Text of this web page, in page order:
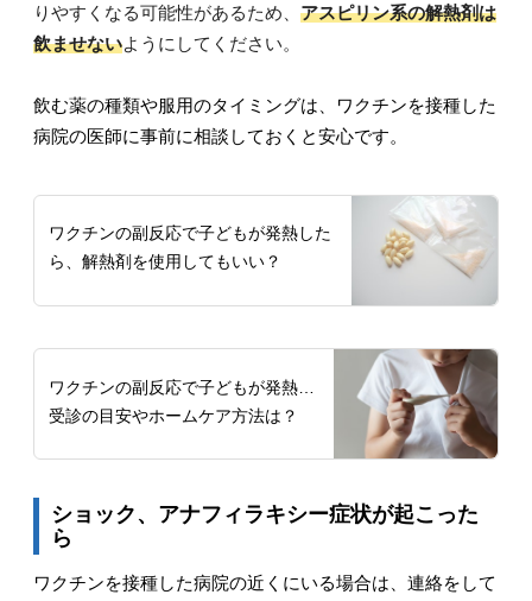
りやすくなる可能性があるため、 アスピリン系の解熱剤は
飲ませないようにしてください。
飲む薬の種類や服用のタイミングは、ワクチンを接種した
病院の医師に事前に相談しておくと安心です。
ワクチンの副反応で子どもが発熱した
ら、解熱剤を使用してもいい？
ワクチンの副反応で子どもが発熱…
受診の目安やホームケア方法は？
ショック、アナフィラキシー症状が起こった
ら
ワクチンを接種した病院の近くにいる場合は、連絡をして